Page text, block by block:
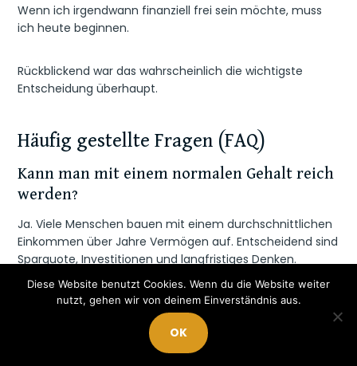
Wenn ich irgendwann finanziell frei sein möchte, muss
ich heute beginnen.
Rückblickend war das wahrscheinlich die wichtigste
Entscheidung überhaupt.
Häufig gestellte Fragen (FAQ)
Kann man mit einem normalen Gehalt reich
werden?
Ja. Viele Menschen bauen mit einem durchschnittlichen
Einkommen über Jahre Vermögen auf. Entscheidend sind
Sparquote, Investitionen und langfristiges Denken.
Wie viel Geld sollte man monatlich
Das hängt von der persönlichen Situation ab. Wichtiger
Diese Website benutzt Cookies. Wenn du die Website weiter
nutzt, gehen wir von deinem Einverständnis aus.
OK